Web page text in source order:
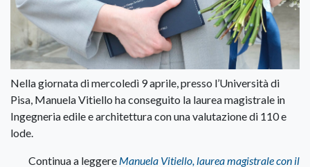
Nella giornata di mercoledì 9 aprile, presso l’Università di
Pisa, Manuela Vitiello ha conseguito la laurea magistrale in
Ingegneria edile e architettura con una valutazione di 110 e
lode.
Continua a leggere Manuela Vitiello, laurea magistrale con il